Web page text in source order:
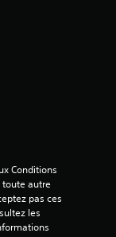
5
(
Conditions
toute autre
pas ces
les